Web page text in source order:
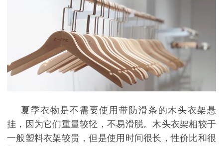
夏季衣物是不需要使用带防滑条的木头衣架悬
挂，因为它们重量较轻，不易滑脱。木头衣架相较于
一般塑料衣架较贵，但是使用时间很长，性价比和很